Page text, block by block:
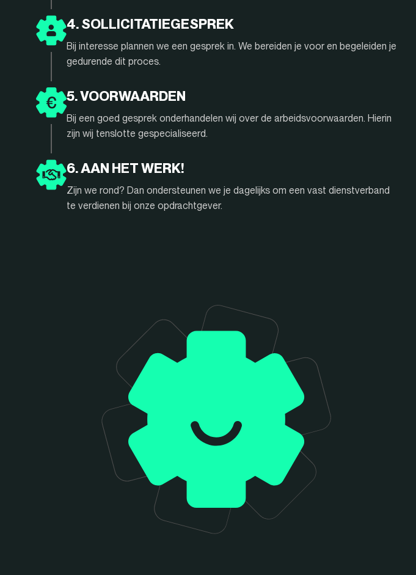
4. SOLLICITATIEGESPREK
Bij interesse plannen we een gesprek in. We bereiden je voor en begeleiden je
gedurende dit proces.
5. VOORWAARDEN
Bij een goed gesprek onderhandelen wij over de arbeidsvoorwaarden. Hierin
zijn wij tenslotte gespecialiseerd.
6. AAN HET WERK!
Zijn we rond? Dan ondersteunen we je dagelijks om een vast dienstverband
te verdienen bij onze opdrachtgever.